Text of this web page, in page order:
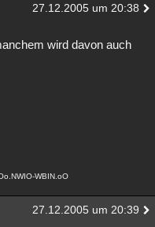
27.12.2005 um 20:38
wird davon auch
WBIN.oO
27.12.2005 um 20:39